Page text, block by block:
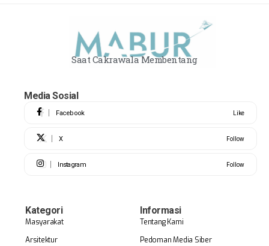
Saat Cakrawala Membentang
Media Sosial
Facebook Like
X Follow
Instagram Follow
Kategori
Masyarakat
Arsitektur
Informasi
Tentang Kami
Pedoman Media Siber